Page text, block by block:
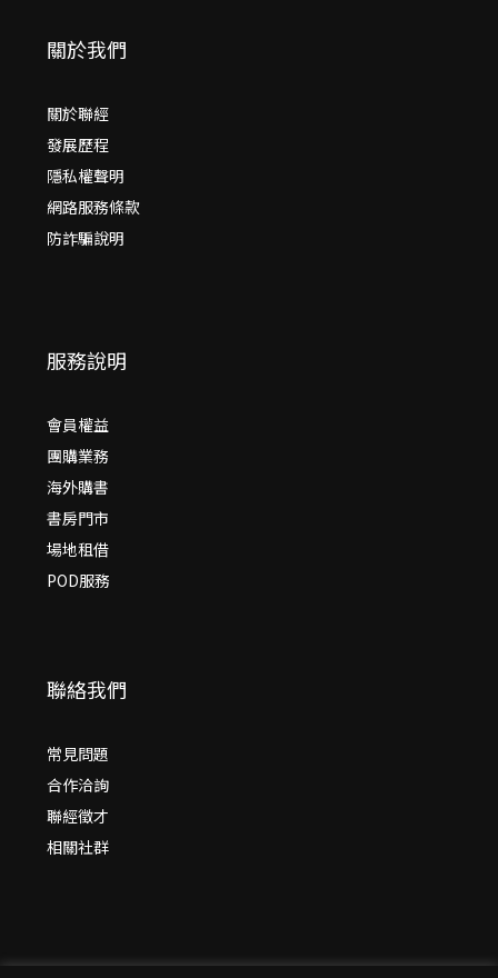
關於我們
關於聯經
發展歷程
隱私權聲明
網路服務條款
防詐騙說明
服務說明
會員權益
團購業務
海外購書
書房門市
場地租借
POD服務
聯絡我們
常見問題
合作洽詢
聯經徵才
相關社群